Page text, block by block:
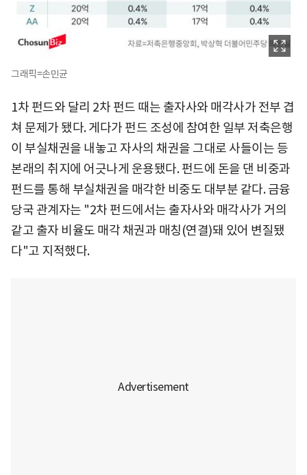
그래픽=손민균
1차 펀드와 달리 2차 펀드 때는 출자사와 매각사가 전부 겹
쳐 문제가 됐다. 게다가 펀드 조성에 참여한 일부 저축은행
이 부실채권을 내놓고 자사의 채권을 그대로 사들이는 등
본래의 취지에 어긋나게 운용됐다. 펀드에 돈을 댄 비중과
펀드를 통해 부실채권을 매각한 비중도 대부분 같다. 금융
당국 관계자는 "2차 펀드에서는 출자사와 매각사가 거의
같고 출자 비율도 매각 채권과 매칭(연결)돼 있어 변질됐
다"고 지적했다.